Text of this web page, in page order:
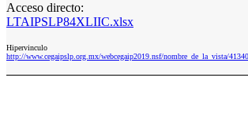
Acceso directo:
LTAIPSLP84XLIIC.xlsx
Hipervinculo
http://www.cegaipslp.org.mx/webcegaip2019.nsf/nombre_de_la_vista/